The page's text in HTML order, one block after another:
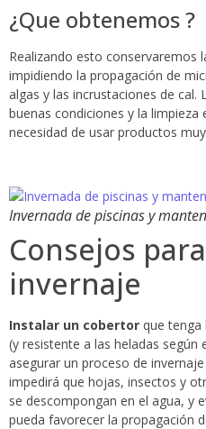
¿Que obtenemos ?
Realizando esto conservaremos
impidiendo la propagación de
algas y las incrustaciones de cal.
buenas condiciones y la
necesidad de usar productos
Invernada de piscinas y
Consejos
invernaje
Instalar un cobertor que
(y resistente a las heladas
asegurar un proceso de
impedirá que hojas, insectos y
se descompongan en el agua, y
pueda favorecer la propagación